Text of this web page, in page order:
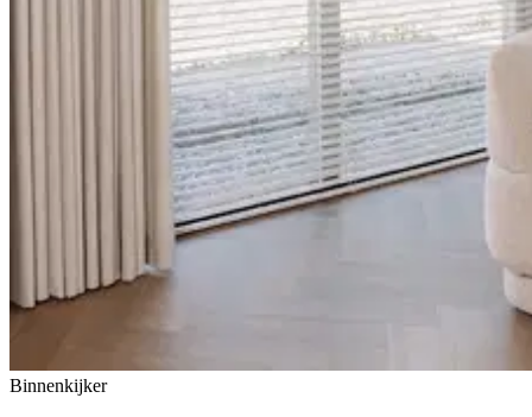
Binnenkijker